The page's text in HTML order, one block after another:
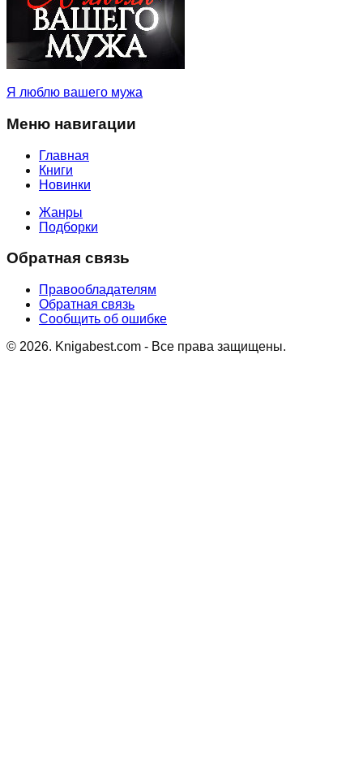
Я люблю вашего мужа
Меню навигации
Главная
Книги
Новинки
Жанры
Подборки
Обратная связь
Правообладателям
Обратная связь
Сообщить об ошибке
© 2026. Knigabest.com - Все права защищены.